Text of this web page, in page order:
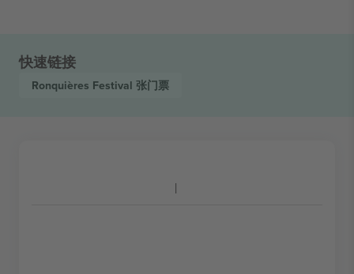
快速链接
Ronquières Festival 张门票